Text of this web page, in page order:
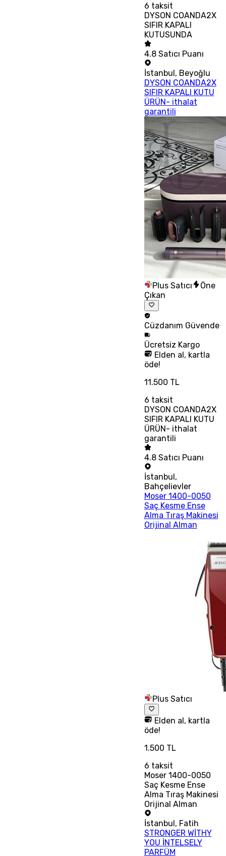
6 taksit
DYSON COANDA2X
SIFIR KAPALI
KUTUSUNDA
4.8 Satıcı Puanı
İstanbul, Beyoğlu
DYSON COANDA2X
SIFIR KAPALI KUTU
ÜRÜN- ithalat
garantili
Plus Satıcı
Öne
Çıkan
Cüzdanım Güvende
Ücretsiz Kargo
Elden al, kartla
öde!
11.500 TL
6 taksit
DYSON COANDA2X
SIFIR KAPALI KUTU
ÜRÜN- ithalat
garantili
4.8 Satıcı Puanı
İstanbul ,
Bahçelievler
Moser 1400-0050
Saç Kesme Ense
Alma Tıraş Makinesi
Orijinal Alman
Plus Satıcı
Elden al, kartla
öde!
1.500 TL
6 taksit
Moser 1400-0050
Saç Kesme Ense
Alma Tıraş Makinesi
Orijinal Alman
İstanbul, Fatih
STRONGER WİTHY
YOU İNTELSELY
PARFÜM